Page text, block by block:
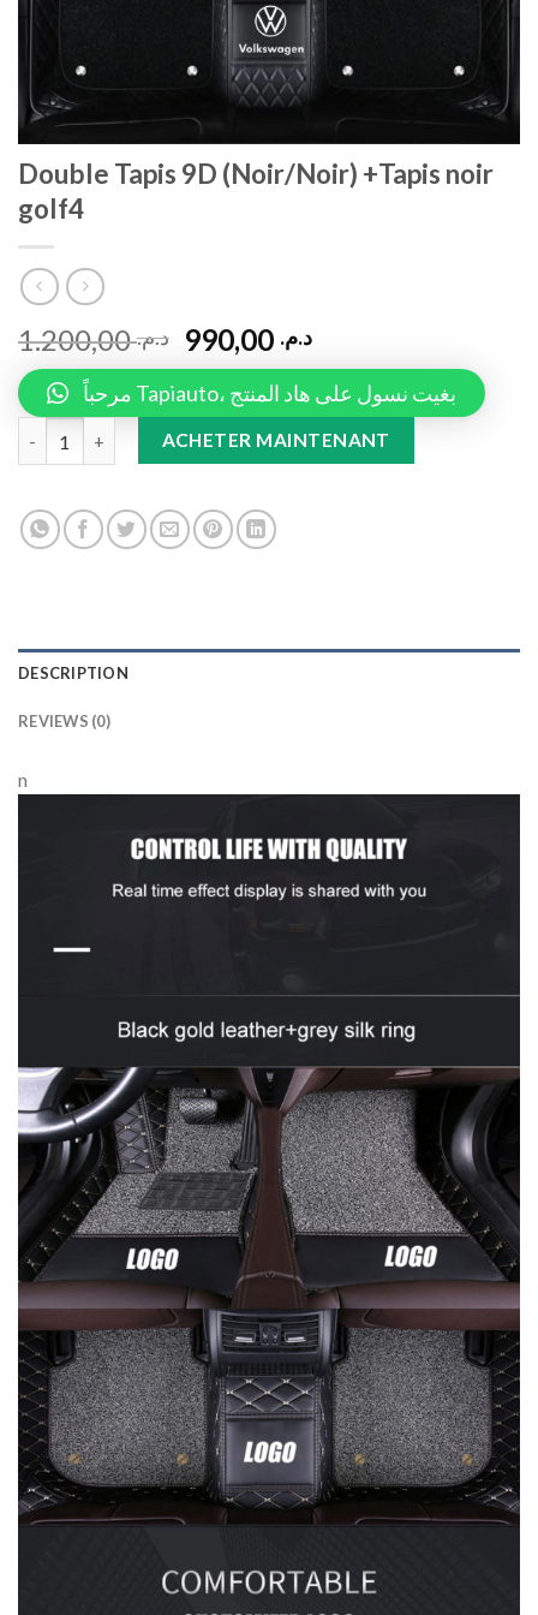
Double Tapis 9D (Noir/Noir) +Tapis noir
golf4
د.م.1.200,00 د.م.
مرحباً Tapiauto، بغيت نسول على هاد المنتج
Double Tapis 9D (Noir/Noir) +Tapis noir golf4 quantity
ACHETER MAINTENANT
DESCRIPTION
REVIEWS (0)
n